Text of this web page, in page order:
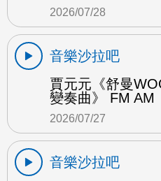
2026/07/28
音樂沙拉吧
賈元元《舒曼
變奏曲》 FM AM
2026/07/27
音樂沙拉吧